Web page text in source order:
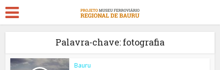
Palavra-chave: fotografia
Bauru